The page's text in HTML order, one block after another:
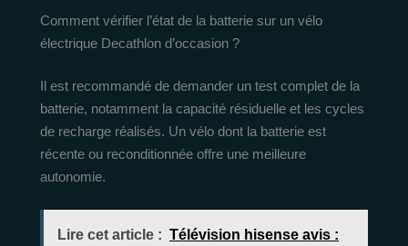
Comment vérifier l’état de la batterie sur un vélo
électrique Decathlon d’occasion ?
Il est recommandé de demander un test complet de la
batterie, notamment la capacité résiduelle et les cycles
de recharge réalisés. Un vélo dont la batterie est
récente ou reconditionnée offre une meilleure
autonomie.
Lire cet article : Télévision hisense avis :